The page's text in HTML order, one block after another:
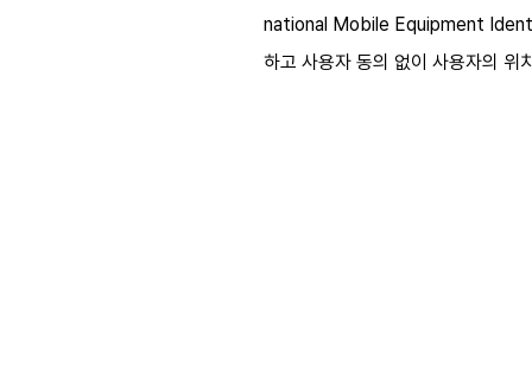
national Mobile Equipment
하고 사용자 동의 없이 사용자의 위